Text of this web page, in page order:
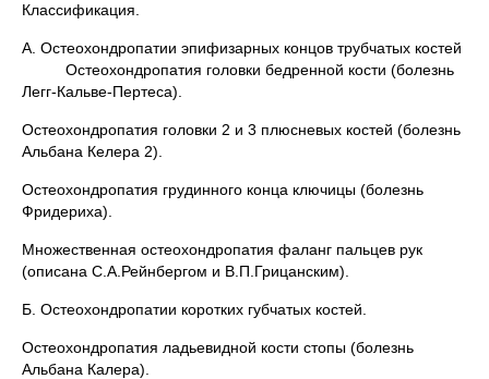
Классификация.
А. Остеохондропатии эпифизарных концов трубчатых костей
Остеохондропатия головки бедренной кости (болезнь
Легг-Кальве-Пертеса).
Остеохондропатия головки 2 и 3 плюсневых костей (болезнь
Альбана Келера 2).
Остеохондропатия грудинного конца ключицы (болезнь
Фридериха).
Множественная остеохондропатия фаланг пальцев рук
(описана С.А.Рейнбергом и В.П.Грицанским).
Б. Остеохондропатии коротких губчатых костей.
Остеохондропатия ладьевидной кости стопы (болезнь
Альбана Калера).